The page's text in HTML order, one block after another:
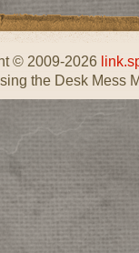
© 2009-2026
the Desk Mess